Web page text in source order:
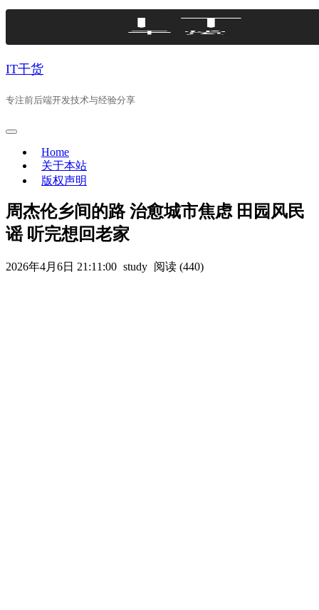
Skip
IT干货
专注前后端开发技术与经验分享
Home
关于本站
版权声明
周杰伦乡间的路 治愈城市焦虑 田园风民
谣 听完想回老家
2026年4月6日 21:11:00 study 阅读 (440)